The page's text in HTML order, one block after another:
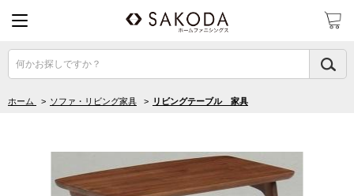
何かお探しですか？
ホーム > ソファ・リビング家具 > リビングテーブル 家具